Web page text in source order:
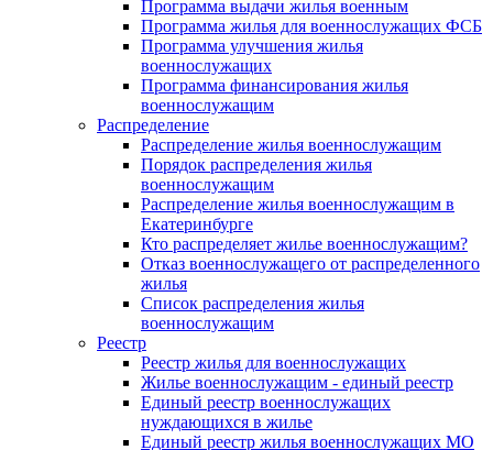
Программа выдачи жилья военным
Программа жилья для военнослужащих ФСБ
Программа улучшения жилья
военнослужащих
Программа финансирования жилья
военнослужащим
Распределение
Распределение жилья военнослужащим
Порядок распределения жилья
военнослужащим
Распределение жилья военнослужащим в
Екатеринбурге
Кто распределяет жилье военнослужащим?
Отказ военнослужащего от распределенного
жилья
Список распределения жилья
военнослужащим
Реестр
Реестр жилья для военнослужащих
Жилье военнослужащим - единый реестр
Единый реестр военнослужащих
нуждающихся в жилье
Единый реестр жилья военнослужащих МО